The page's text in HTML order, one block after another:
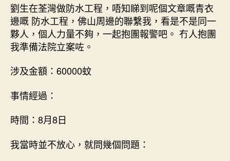
劉生在荃灣做防水工程 ， 唔知睇到呢個文章嘅青衣
邊嘅 防水工程 ， 佛山周邊的聯繫我，看是不是同一
夥人，個人力量不夠，一起抱團報警吧。 冇人抱團
我準備法院立案咗。
涉及金額：60000蚊
事情經過：
時間：8月8日
我當時並不放心，就問幾個問題：